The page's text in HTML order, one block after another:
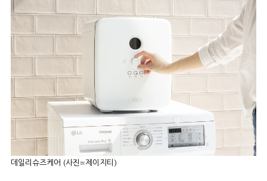
데일리슈즈케어 (사진=제이지티)